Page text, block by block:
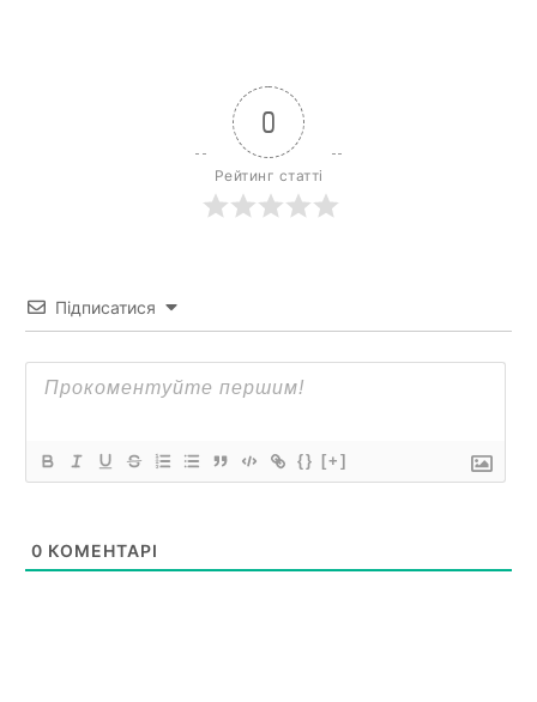
0
Рейтинг статті
Підписатися
{} [+]
0 КОМЕНТАРІ